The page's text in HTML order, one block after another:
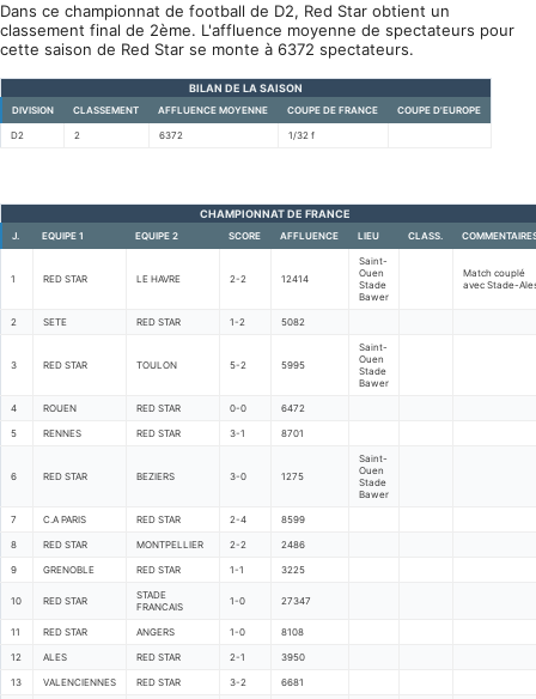
Dans ce championnat de football de D2, Red Star obtient un
classement final de 2ème. L'affluence moyenne de spectateurs pour
cette saison de Red Star se monte à 6372 spectateurs.
BILAN DE LA SAISON
DIVISION CLASSEMENT AFFLUENCE MOYENNE COUPE DE FRANCE COUPE D'EUROPE
D2 2 6372 1/32 f
CHAMPIONNAT DE FRANCE
J. EQUIPE 1 EQUIPE 2 SCORE AFFLUENCE LIEU CLASS.
1 RED STAR LE HAVRE 2-2 12414
Saint-
Ouen
Stade
Bawer
Match couplé
avec Stade-
2 SETE RED STAR 1-2 5082
3 RED STAR TOULON 5-2 5995
Saint-
Ouen
Stade
Bawer
4 ROUEN RED STAR 0-0 6472
5 RENNES RED STAR 3-1 8701
6 RED STAR BEZIERS 3-0 1275
Saint-
Ouen
Stade
Bawer
7 C.A PARIS RED STAR 2-4 8599
8 RED STAR MONTPELLIER 2-2 2486
9 GRENOBLE RED STAR 1-1 3225
10 RED STAR
STADE
FRANCAIS
1-0 27347
11 RED STAR ANGERS 1-0 8108
12 ALES RED STAR 2-1 3950
13 VALENCIENNES RED STAR 3-2 6681